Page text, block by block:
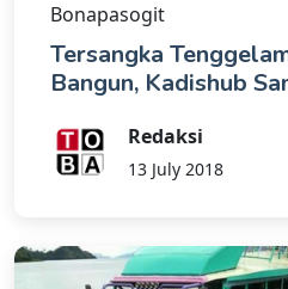
Bonapasogit
Tersangka
Bangun, Kadishub
Redaksi
13 July 2018